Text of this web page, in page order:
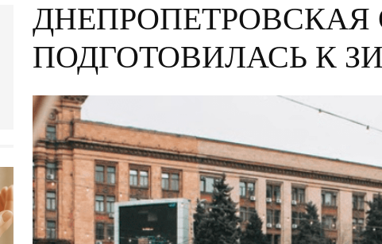
ДНЕПРОПЕТРОВСКАЯ
ПОДГОТОВИЛАСЬ К